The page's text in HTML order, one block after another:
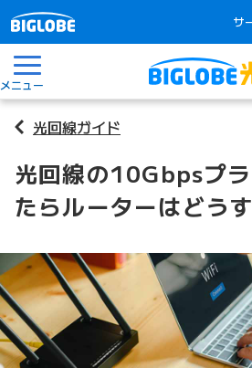
サ
メニュー
光回線ガイド
光回線の10Gbpsプ
たらルーターはどう